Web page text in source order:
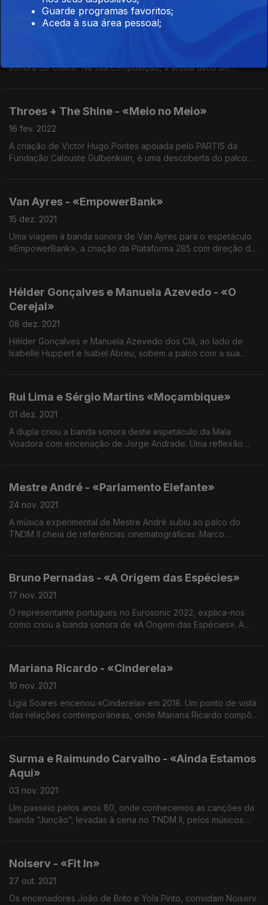
Odete - «Colecção de Espetador_s»
sonora de Odete. Na sua composição, a artista usou um
Throes + The Shine - «Meio no Meio»
16 fev. 2022
A criação de Victor Hugo Pontes apoiada pelo PARTIS da
Fundação Calouste Gulbenkian, é uma descoberta do palco
Van Ayres - «EmpowerBank»
15 dez. 2021
Uma viagem à banda sonora de Van Ayres para o espetáculo
»EmpowerBank», a criação da Plataforma 285 com direção de
Hélder Gonçalves e Manuela Azevedo - «O
Cerejal»
08 dez. 2021
Hélder Gonçalves e Manuela Azevedo dos Clã, ao lado de
Isabelle Huppert e Isabel Abreu, sobem a palco com a sua
Rui Lima e Sérgio Martins «Moçambique»
01 dez. 2021
A dupla criou a banda sonora deste espetáculo da Mala
Voadora com encenação de Jorge Andrade. Uma reflexão
Mestre André - «Parlamento Elefante»
24 nov. 2021
A música experimental de Mestre André subiu ao palco do
TNDM II cheia de referências cinematográficas. Marco
Bruno Pernadas - «A Origem das Espécies»
17 nov. 2021
O representante portugues no Eurosonic 2022, explica-nos
como criou a banda sonora de «A Origem das Espécies». A
Mariana Ricardo - «Cinderela»
10 nov. 2021
Lígia Soares encenou «Cinderela» em 2018. Um ponto de vista
das relações contemporâneas, onde Mariana Ricardo compôs
Surma e Raimundo Carvalho - «Ainda Estamos
Aqui»
03 nov. 2021
Um passeio pelos anos 80, onde conhecemos as canções da
banda “Junção”, levadas à cena no TNDM II, pelos músicos
Noiserv - «Fit In»
27 out. 2021
Os encenadores João de Brito e Yola Pinto, convidam Noiserv
Guarde programas favoritos;
Aceda à sua área pessoal;